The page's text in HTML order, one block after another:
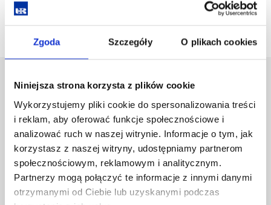
Zgoda Szczegóły O plikach cookies
Niniejsza strona korzysta z plików cookie
Wykorzystujemy pliki cookie do spersonalizowania treści
i reklam, aby oferować funkcje społecznościowe i
analizować ruch w naszej witrynie. Informacje o tym, jak
korzystasz z naszej witryny, udostępniamy partnerom
społecznościowym, reklamowym i analitycznym.
Partnerzy mogą połączyć te informacje z innymi danymi
otrzymanymi od Ciebie lub uzyskanymi podczas
Uniwersytet Rzeszowski
Al. Tadeusza Rejtana 16C
35-959 Rzeszów
Pomiń
nawigację
przejdź
do
Polityka prywatności
Mapa serwisu
Biblioteka
Wydawnictwo
Covid info